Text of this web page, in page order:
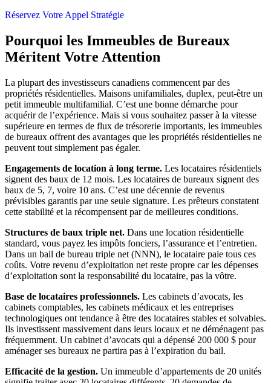
Réservez Votre Appel Stratégie
Pourquoi les Immeubles de Bureaux
Méritent Votre Attention
La plupart des investisseurs canadiens commencent par des
propriétés résidentielles. Maisons unifamiliales, duplex, peut-être un
petit immeuble multifamilial. C’est une bonne démarche pour
acquérir de l’expérience. Mais si vous souhaitez passer à la vitesse
supérieure en termes de flux de trésorerie importants, les immeubles
de bureaux offrent des avantages que les propriétés résidentielles ne
peuvent tout simplement pas égaler.
Engagements de location à long terme. Les locataires résidentiels
signent des baux de 12 mois. Les locataires de bureaux signent des
baux de 5, 7, voire 10 ans. C’est une décennie de revenus
prévisibles garantis par une seule signature. Les prêteurs constatent
cette stabilité et la récompensent par de meilleures conditions.
Structures de baux triple net. Dans une location résidentielle
standard, vous payez les impôts fonciers, l’assurance et l’entretien.
Dans un bail de bureau triple net (NNN), le locataire paie tous ces
coûts. Votre revenu d’exploitation net reste propre car les dépenses
d’exploitation sont la responsabilité du locataire, pas la vôtre.
Base de locataires professionnels. Les cabinets d’avocats, les
cabinets comptables, les cabinets médicaux et les entreprises
technologiques ont tendance à être des locataires stables et solvables.
Ils investissent massivement dans leurs locaux et ne déménagent pas
fréquemment. Un cabinet d’avocats qui a dépensé 200 000 $ pour
aménager ses bureaux ne partira pas à l’expiration du bail.
Efficacité de la gestion. Un immeuble d’appartements de 20 unités